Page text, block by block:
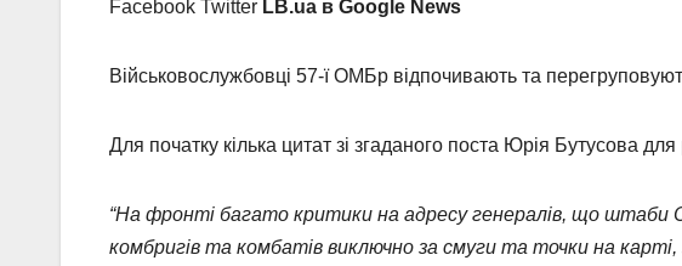
Facebook Twitter LB.ua в Google News
Військовослужбовці 57-ї ОМБр відпочивають та
Для початку кілька цитат зі згаданого поста Юрія Бутусова для
“На фронті багато критики на адресу генералів, що
комбригів та комбатів виключно за смуги та точки на